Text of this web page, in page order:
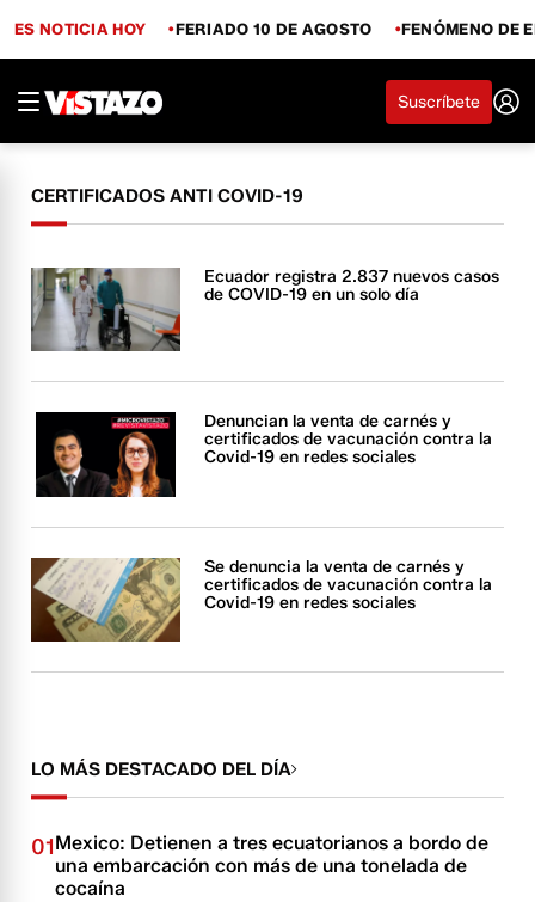
ES NOTICIA HOY FERIADO 10 DE AGOSTO FENÓMENO DE
Suscríbete
CERTIFICADOS ANTI COVID-19
Ecuador registra 2.837 nuevos casos
de COVID-19 en un solo día
Denuncian la venta de carnés y
certificados de vacunación contra la
Covid-19 en redes sociales
Se denuncia la venta de carnés y
certificados de vacunación contra la
Covid-19 en redes sociales
LO MÁS DESTACADO DEL DÍA
01Mexico: Detienen a tres ecuatorianos a bordo de
una embarcación con más de una tonelada de
cocaína